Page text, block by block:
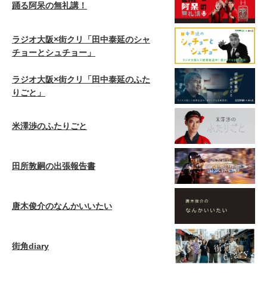
踊る阿呆の無礼講！
ラジオ大阪×街クリ「田中泰延のシャ
チョーとシュチョー」
ラジオ大阪×街クリ「田中泰延のふた
りごと」
米澤渉のふたりごと
田所敦嗣の出張報告書
唐木俊介のなんかいいたい
街角diary